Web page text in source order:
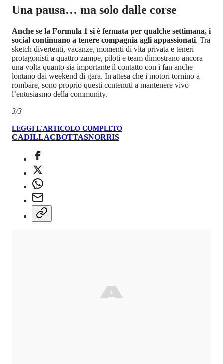
Una pausa… ma solo dalle corse
Anche se la Formula 1 si è fermata per qualche settimana, i
social continuano a tenere compagnia agli appassionati. Tra
sketch divertenti, vacanze, momenti di vita privata e teneri
protagonisti a quattro zampe, piloti e team dimostrano ancora
una volta quanto sia importante il contatto con i fan anche
lontano dai weekend di gara. In attesa che i motori tornino a
rombare, sono proprio questi contenuti a mantenere vivo
l’entusiasmo della community.
3/3
LEGGI L'ARTICOLO COMPLETO
CADILLACBOTTASNORRIS